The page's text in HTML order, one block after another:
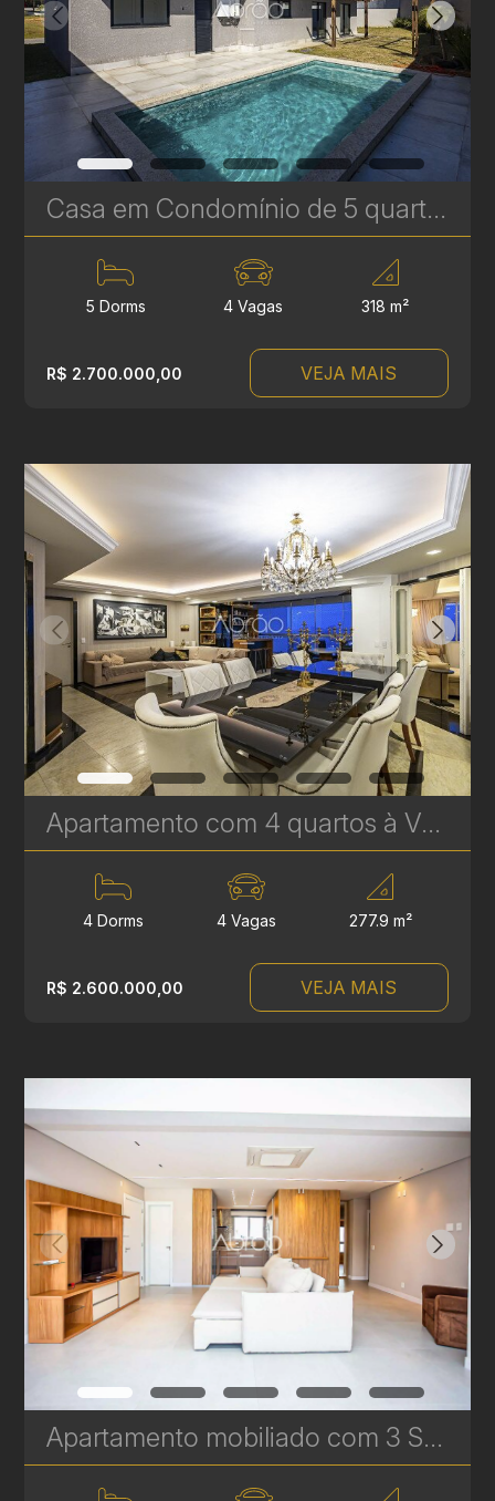
Casa em Condomínio de 5 quartos à Venda no Tanguá - 318 m² - Conforto, Segurança e Qualidade de Vida | Ref. 1825
5 Dorms 4 Vagas 318 m²
R$ 2.700.000,00 VEJA MAIS
Apartamento com 4 quartos à Venda no Batel - 277 m² - Próximo ao Pátio Batel - Um apartamento por andar | Ref. 1812
4 Dorms 4 Vagas 277.9 m²
R$ 2.600.000,00 VEJA MAIS
Apartamento mobiliado com 3 Suítes para venda no Artsy - 2 vagas de garagem - Batel | Ref. 1795